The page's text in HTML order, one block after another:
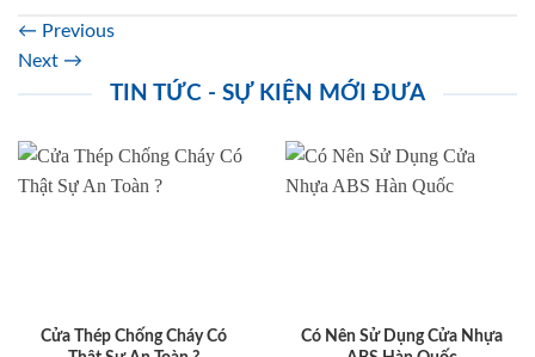
← Previous
Next →
TIN TỨC - SỰ KIỆN MỚI ĐƯA
Cửa Thép Chống Cháy Có
Có Nên Sử Dụng Cửa Nhựa